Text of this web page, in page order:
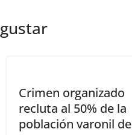
Crimen organizado
recluta al 50% de la
población varonil de